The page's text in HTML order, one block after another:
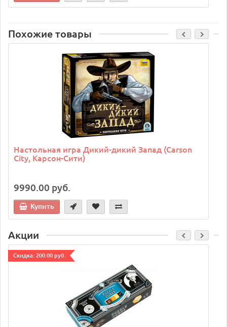
Похожие товары
Настольная игра Дикий-дикий Запад (Carson
City, Карсон-Сити)
9990.00 руб.
Купить
Акции
Cкидка: 200.00 руб.